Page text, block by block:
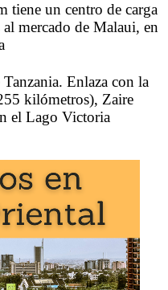
tiene un centro de carga
mercado de Malaui, en
Enlaza con la
kilómetros), Zaire
el Lago Victoria